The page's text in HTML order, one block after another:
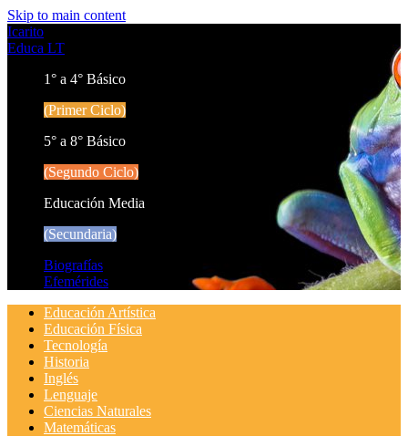
Skip to main content
Icarito
Educa LT
1° a 4° Básico
(Primer Ciclo)
5° a 8° Básico
(Segundo Ciclo)
Educación Media
(Secundaria)
Biografías
Efemérides
Educación Artística
Educación Física
Tecnología
Historia
Inglés
Lenguaje
Ciencias Naturales
Matemáticas